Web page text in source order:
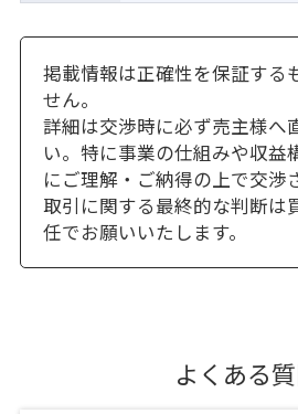
掲載情報は正確性を保証する
せん。
詳細は交渉時に必ず売主様へ
い。特に事業の仕組みや収益
にご理解・ご納得の上で交渉
取引に関する最終的な判断は
任でお願いいたします。
よくある